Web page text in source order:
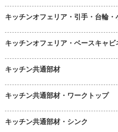
キッチンオフェリア・引手・台輪
キッチンオフェリア・ベースキャビ
キッチン共通部材
キッチン共通部材・ワークトップ
キッチン共通部材・シンク